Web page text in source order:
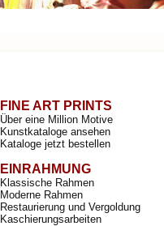
FINE ART PRINTS
Über eine Million Motive
Kunstkataloge ansehen
Kataloge jetzt bestellen
EINRAHMUNG
Klassische Rahmen
Moderne Rahmen
Restaurierung und Vergoldung
Kaschierungsarbeiten